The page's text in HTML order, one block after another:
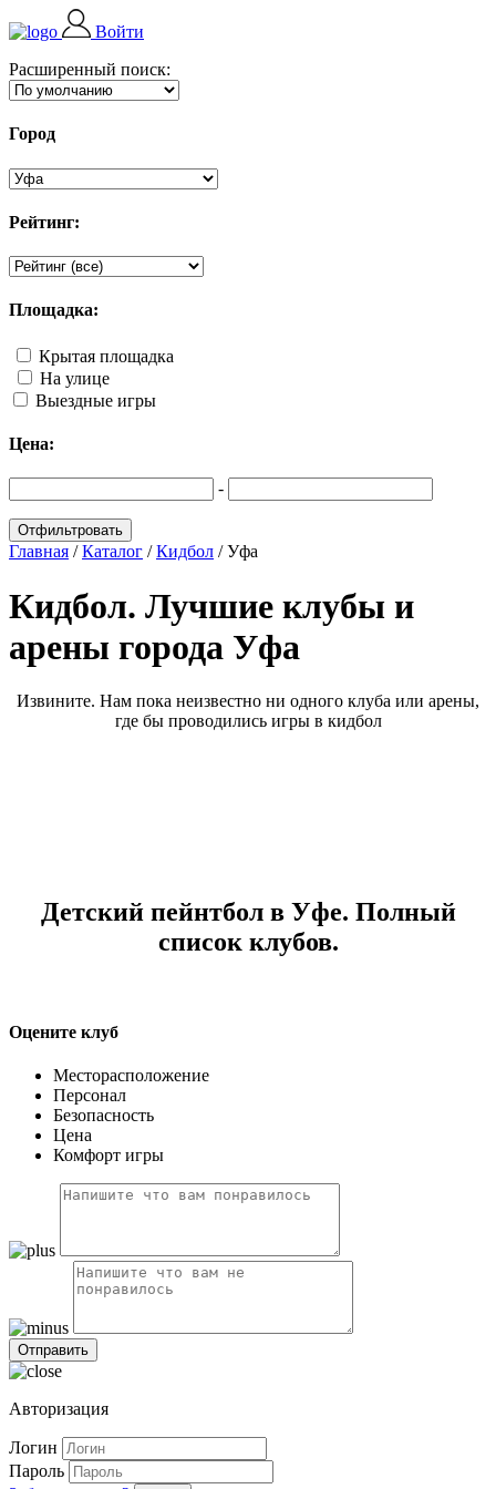
Войти
Расширенный поиск:
Город
Рейтинг:
Площадка:
Крытая площадка
На улице
Выездные игры
Цена:
-
Главная /Каталог /Кидбол /Уфа
Кидбол. Лучшие клубы и
арены города Уфа
Извините. Нам пока неизвестно ни одного клуба или арены,
где бы проводились игры в кидбол
Детский пейнтбол в Уфе. Полный
список клубов.
Оцените клуб
Месторасположение
Персонал
Безопасность
Цена
Комфорт игры
Авторизация
Логин
Пароль